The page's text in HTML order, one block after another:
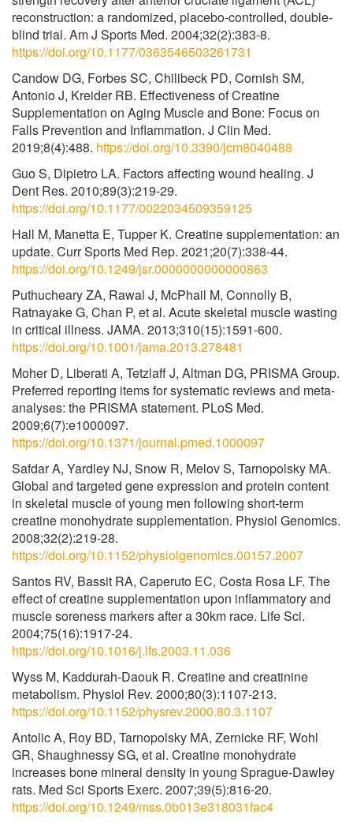
reconstruction: a randomized, placebo-controlled, double-
blind trial. Am J Sports Med. 2004;32(2):383-8.
https://doi.org/10.1177/0363546503261731
Candow DG, Forbes SC, Chilibeck PD, Cornish SM,
Antonio J, Kreider RB. Effectiveness of Creatine
Supplementation on Aging Muscle and Bone: Focus on
Falls Prevention and Inflammation. J Clin Med.
2019;8(4):488. https://doi.org/10.3390/jcm8040488
Guo S, Dipietro LA. Factors affecting wound healing. J
Dent Res. 2010;89(3):219-29.
https://doi.org/10.1177/0022034509359125
Hall M, Manetta E, Tupper K. Creatine supplementation: an
update. Curr Sports Med Rep. 2021;20(7):338-44.
https://doi.org/10.1249/jsr.0000000000000863
Puthucheary ZA, Rawal J, McPhail M, Connolly B,
Ratnayake G, Chan P, et al. Acute skeletal muscle wasting
in critical illness. JAMA. 2013;310(15):1591-600.
https://doi.org/10.1001/jama.2013.278481
Moher D, Liberati A, Tetzlaff J, Altman DG, PRISMA Group.
Preferred reporting items for systematic reviews and meta-
analyses: the PRISMA statement. PLoS Med.
2009;6(7):e1000097.
https://doi.org/10.1371/journal.pmed.1000097
Safdar A, Yardley NJ, Snow R, Melov S, Tarnopolsky MA.
Global and targeted gene expression and protein content
in skeletal muscle of young men following short-term
creatine monohydrate supplementation. Physiol Genomics.
2008;32(2):219-28.
https://doi.org/10.1152/physiolgenomics.00157.2007
Santos RV, Bassit RA, Caperuto EC, Costa Rosa LF. The
effect of creatine supplementation upon inflammatory and
muscle soreness markers after a 30km race. Life Sci.
2004;75(16):1917-24.
https://doi.org/10.1016/j.lfs.2003.11.036
Wyss M, Kaddurah-Daouk R. Creatine and creatinine
metabolism. Physiol Rev. 2000;80(3):1107-213.
https://doi.org/10.1152/physrev.2000.80.3.1107
Antolic A, Roy BD, Tarnopolsky MA, Zernicke RF, Wohl
GR, Shaughnessy SG, et al. Creatine monohydrate
increases bone mineral density in young Sprague-Dawley
rats. Med Sci Sports Exerc. 2007;39(5):816-20.
https://doi.org/10.1249/mss.0b013e318031fac4